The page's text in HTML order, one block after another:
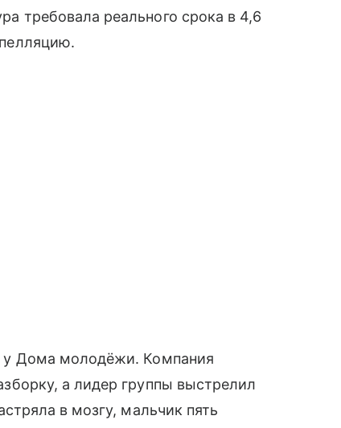
требовала реального срока в 4,6
у Дома молодёжи. Компания
а лидер группы выстрелил
в мозгу, мальчик пять